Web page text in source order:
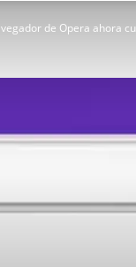
de Opera ahora